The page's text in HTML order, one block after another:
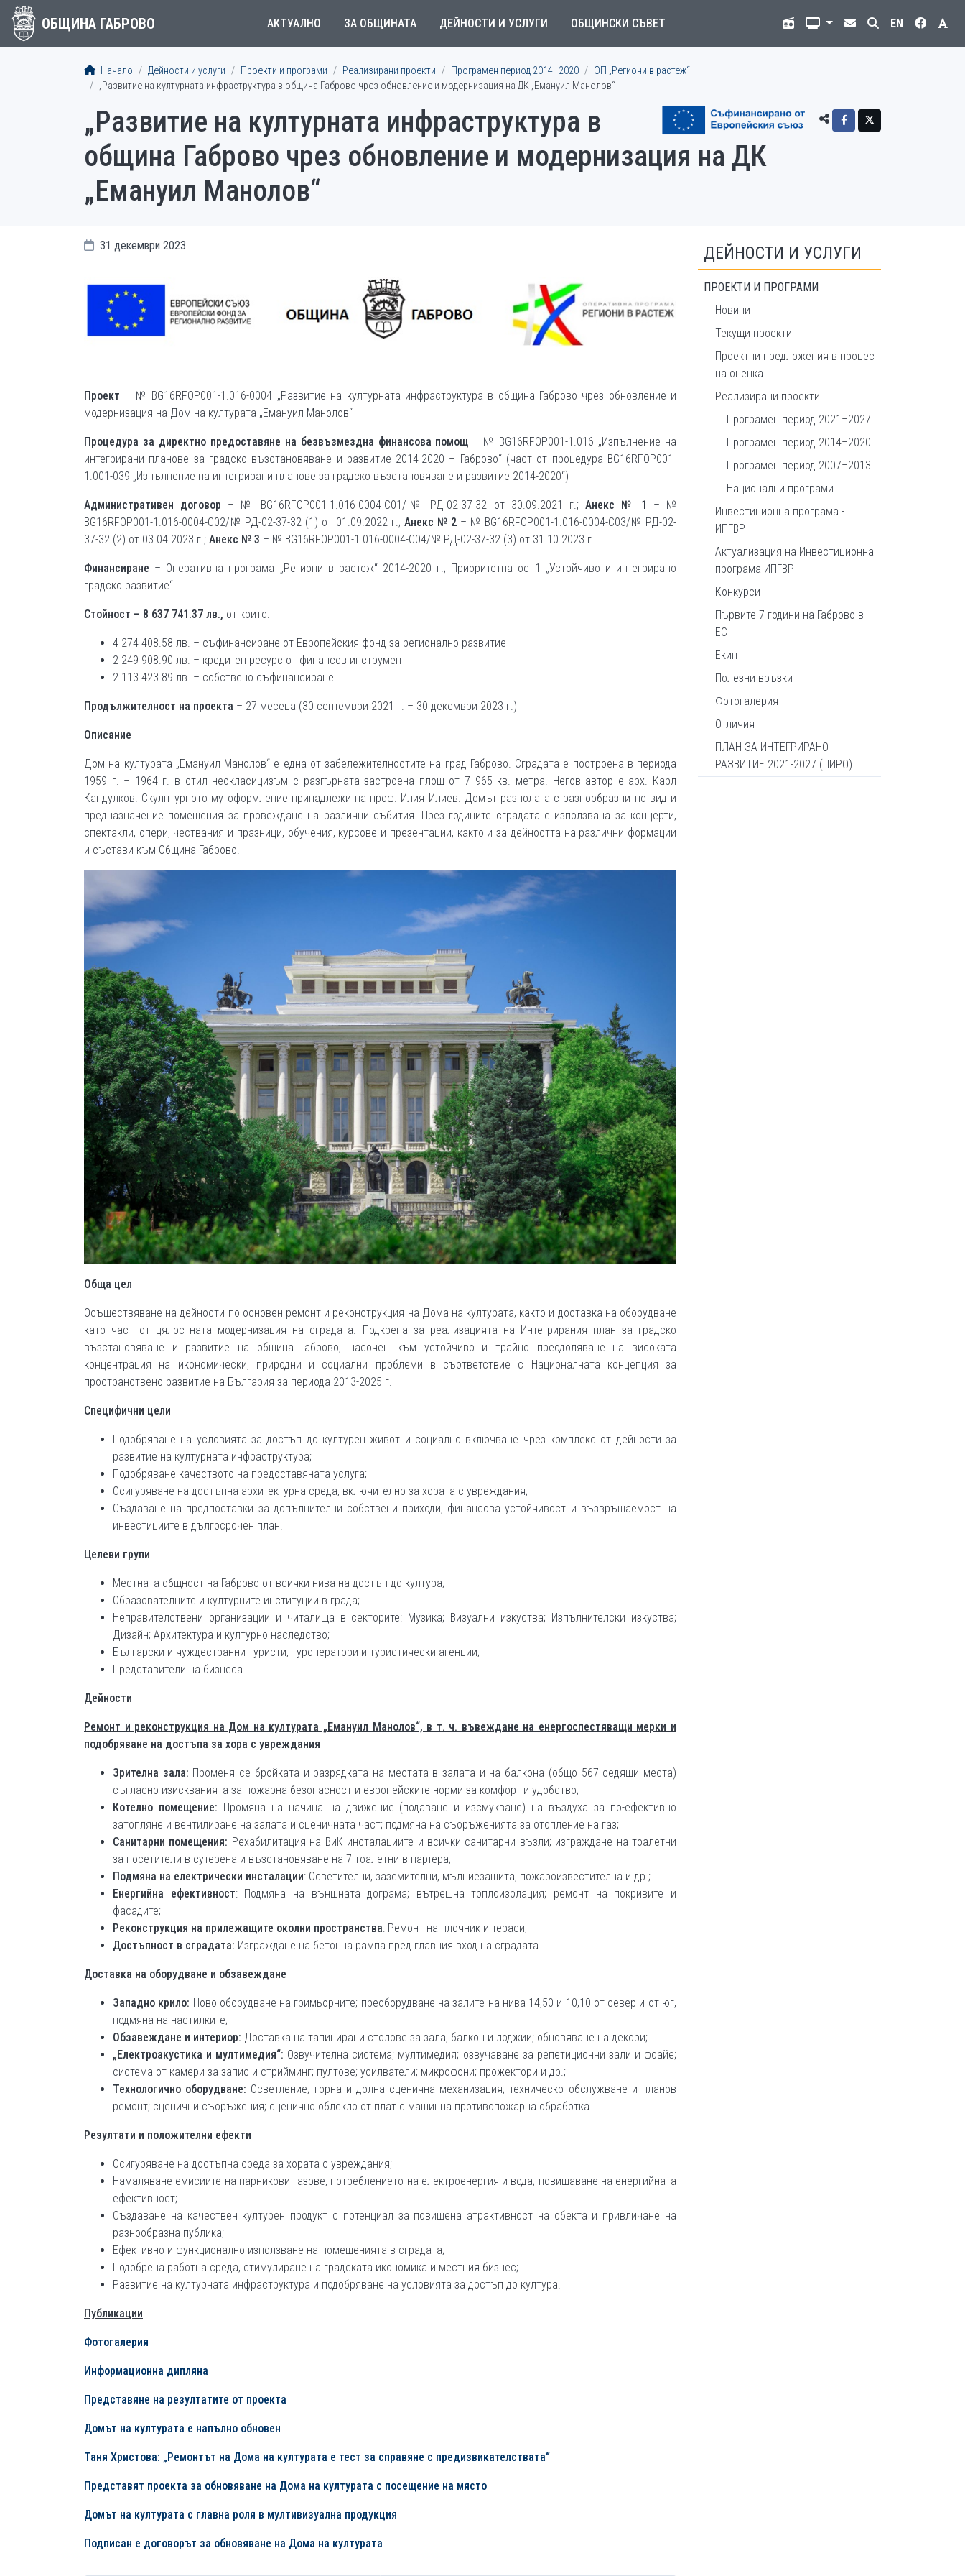
ОБЩИНА ГАБРОВО АКТУАЛНО ЗА ОБЩИНАТА ДЕЙНОСТИ И УСЛУГИ ОБЩИНСКИ СЪВЕТ EN
Начало Дейности и услуги Проекти и програми Реализирани проекти Програмен период 2014–2020
ОП „Региони в растеж“
„Развитие на културната инфраструктура в община Габрово чрез обновление и модернизация на ДК „Емануил Манолов“
„Развитие на културната инфраструктура в
община Габрово чрез обновление и модернизация на ДК
„Емануил Манолов“
31 декември 2023
Проект – № BG16RFOP001-1.016-0004 „Развитие на културната инфраструктура в община Габрово чрез обновление и
модернизация на Дом на културата „Емануил Манолов“
Процедура за директно предоставяне на безвъзмездна финансова помощ – № BG16RFOP001-1.016 „Изпълнение на
интегрирани планове за градско възстановяване и развитие 2014-2020 – Габрово“ (част от процедура BG16RFOP001-
1.001-039 „Изпълнение на интегрирани планове за градско възстановяване и развитие 2014-2020“)
Административен договор – № BG16RFOP001-1.016-0004-С01/№ РД-02-37-32 от 30.09.2021 г.; Анекс № 1
– №
BG16RFOP001-1.016-0004-С02/№ РД-02-37-32 (1) от 01.09.2022 г.; Анекс № 2 – № BG16RFOP001-1.016-0004-С03/№ РД-02-
37-32 (2) от 03.04.2023 г.; Анекс № 3 – № BG16RFOP001-1.016-0004-С04/№ РД-02-37-32 (3) от 31.10.2023 г.
Финансиране – Оперативна програма „Региони в растеж“ 2014-2020 г.; Приоритетна ос 1 „Устойчиво и интегрирано
градско развитие“
Стойност – 8 637 741.37 лв., от които:
4 274 408.58 лв. – съфинансиране от Европейския фонд за регионално развитие
2 249 908.90 лв. – кредитен ресурс от финансов инструмент
2 113 423.89 лв. – собствено съфинансиране
Продължителност на проекта – 27 месеца (30 септември 2021 г. – 30 декември 2023 г.)
Описание
Дом на културата „Емануил Манолов“ е една от забележителностите на град Габрово. Сградата е построена в периода
1959 г. – 1964 г. в стил неокласицизъм с разгърната застроена площ от 7 965 кв. метра. Негов автор е арх. Карл
Кандулков. Скулптурното му оформление принадлежи на проф. Илия Илиев. Домът разполага с разнообразни по вид и
предназначение помещения за провеждане на различни събития. През годините сградата е използвана за концерти,
спектакли, опери, чествания и празници, обучения, курсове и презентации, както и за дейността на различни формации
и състави към Община Габрово.
Обща цел
Осъществяване на дейности по основен ремонт и реконструкция на Дома на културата, както и доставка на оборудване
като част от цялостната модернизация на сградата. Подкрепа за реализацията на Интегрирания план за градско
възстановяване и развитие на община Габрово, насочен към устойчиво и трайно преодоляване на високата
концентрация на икономически, природни и социални проблеми в съответствие с Националната концепция за
пространствено развитие на България за периода 2013-2025 г.
Специфични цели
Подобряване на условията за достъп до културен живот и социално включване чрез комплекс от дейности за
развитие на културната инфраструктура;
Подобряване качеството на предоставяната услуга;
Осигуряване на достъпна архитектурна среда, включително за хората с увреждания;
Създаване на предпоставки за допълнителни собствени приходи, финансова устойчивост и възвръщаемост на
инвестициите в дългосрочен план.
Целеви групи
Местната общност на Габрово от всички нива на достъп до култура;
Образователните и културните институции в града;
Неправителствени организации и читалища в секторите: Музика; Визуални изкуства; Изпълнителски изкуства;
Дизайн; Архитектура и културно наследство;
Български и чуждестранни туристи, туроператори и туристически агенции;
Представители на бизнеса.
Дейности
Ремонт и реконструкция на Дом на културата „Емануил Манолов“, в т. ч. въвеждане на енергоспестяващи мерки и
подобряване на достъпа за хора с увреждания
Зрителна зала: Променя се бройката и разрядката на местата в залата и на балкона (общо 567 седящи места)
съгласно изискванията за пожарна безопасност и европейските норми за комфорт и удобство;
Котелно помещение: Промяна на начина на движение (подаване и изсмукване) на въздуха за по-ефективно
затопляне и вентилиране на залата и сценичната част; подмяна на съоръженията за отопление на газ;
Санитарни помещения: Рехабилитация на ВиК инсталациите и всички санитарни възли; изграждане на тоалетни
за посетители в сутерена и възстановяване на 7 тоалетни в партера;
Подмяна на електрически инсталации: Осветителни, заземителни, мълниезащита, пожароизвестителна и др.;
Енергийна ефективност: Подмяна на външната дограма; вътрешна топлоизолация; ремонт на покривите и
фасадите;
Реконструкция на прилежащите околни пространства: Ремонт на плочник и тераси;
Достъпност в сградата: Изграждане на бетонна рампа пред главния вход на сградата.
Доставка на оборудване и обзавеждане
Западно крило: Ново оборудване на гримьорните; преоборудване на залите на нива 14,50 и 10,10 от север и от юг,
подмяна на настилките;
Обзавеждане и интериор: Доставка на тапицирани столове за зала, балкон и лоджии; обновяване на декори;
„Електроакустика и мултимедия“: Озвучителна система; мултимедия; озвучаване за репетиционни зали и фоайе;
система от камери за запис и стрийминг; пултове; усилватели; микрофони; прожектори и др.;
Технологично оборудване: Осветление; горна и долна сценична механизация; техническо обслужване и планов
ремонт; сценични съоръжения; сценично облекло от плат с машинна противопожарна обработка.
Резултати и положителни ефекти
Осигуряване на достъпна среда за хората с увреждания;
Намаляване емисиите на парникови газове, потреблението на електроенергия и вода; повишаване на енергийната
ефективност;
Създаване на качествен културен продукт с потенциал за повишена атрактивност на обекта и привличане на
разнообразна публика;
Ефективно и функционално използване на помещенията в сградата;
Подобрена работна среда, стимулиране на градската икономика и местния бизнес;
Развитие на културната инфраструктура и подобряване на условията за достъп до култура.
Публикации
Фотогалерия
Информационна дипляна
Представяне на резултатите от проекта
Домът на културата е напълно обновен
Таня Христова: „Ремонтът на Дома на културата е тест за справяне с предизвикателствата“
Представят проекта за обновяване на Дома на културата с посещение на място
Домът на културата с главна роля в мултивизуална продукция
Подписан е договорът за обновяване на Дома на културата
ДЕЙНОСТИ И УСЛУГИ
ПРОЕКТИ И ПРОГРАМИ
Новини
Текущи проекти
Проектни предложения в процес
на оценка
Реализирани проекти
Програмен период 2021–2027
Програмен период 2014–2020
Програмен период 2007–2013
Национални програми
Инвестиционна програма -
ИПГВР
Актуализация на Инвестиционна
програма ИПГВР
Конкурси
Първите 7 години на Габрово в
ЕС
Екип
Полезни връзки
Фотогалерия
Отличия
ПЛАН ЗА ИНТЕГРИРАНО
РАЗВИТИЕ 2021-2027 (ПИРО)